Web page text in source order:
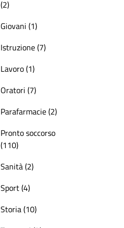
(2)
Giovani (1)
Istruzione (7)
Lavoro (1)
Oratori (7)
Parafarmacie (2)
Pronto soccorso
(110)
Sanità (2)
Sport (4)
Storia (10)